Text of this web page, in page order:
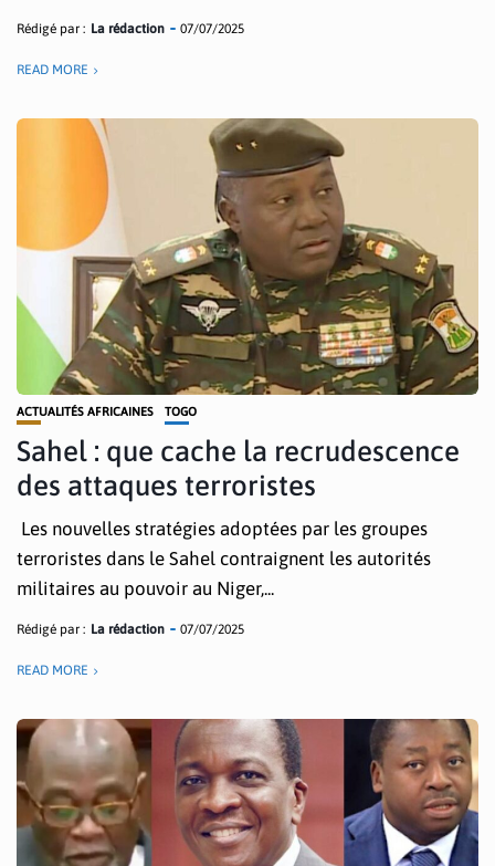
Rédigé par : La rédaction 07/07/2025
READ MORE
ACTUALITÉS AFRICAINES TOGO
Sahel : que cache la recrudescence
des attaques terroristes
Les nouvelles stratégies adoptées par les groupes
terroristes dans le Sahel contraignent les autorités
militaires au pouvoir au Niger,...
Rédigé par : La rédaction 07/07/2025
READ MORE